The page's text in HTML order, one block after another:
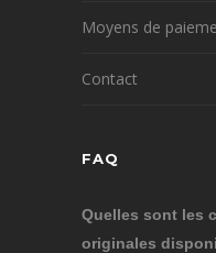
Moyens de
Contact
FAQ
Quelles sont les
originales